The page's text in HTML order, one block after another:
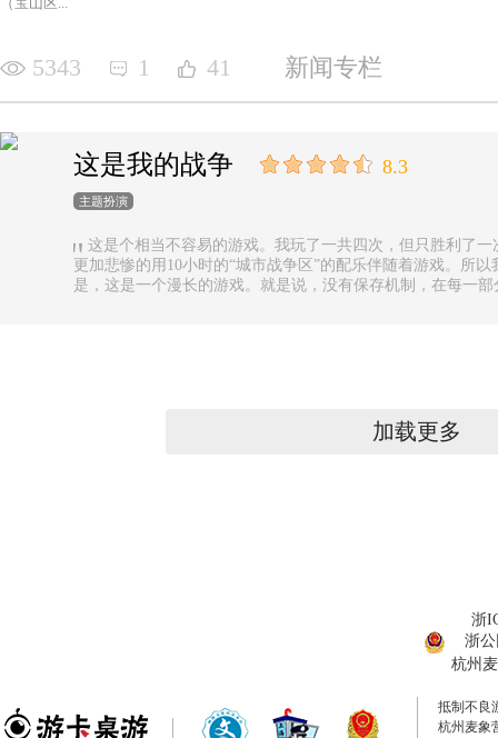
5343 1 41 新闻专栏
这是我的战争 8.3
主题扮演
这是个相当不容易的游戏。我玩了一共四次，但只胜利了
更加悲惨的用10小时的“城市战争区”的配乐伴随着游戏。所
是，这是一个漫长的游戏。就是说，没有保存机制，在每一
加载更多
浙
浙公
杭州
抵制不良
杭州麦象